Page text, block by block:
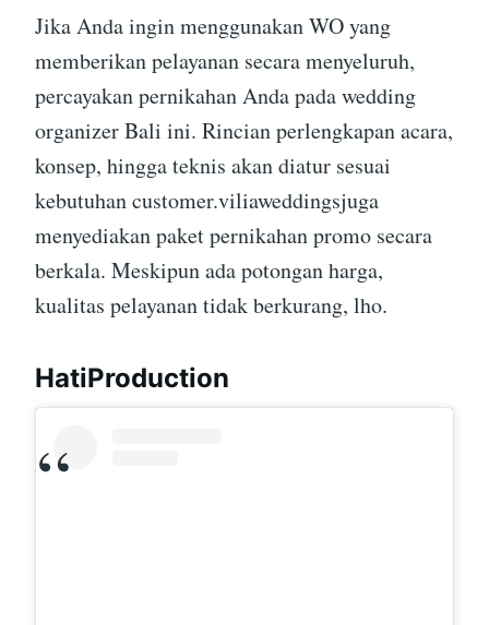
Jika Anda ingin menggunakan WO yang
memberikan pelayanan secara menyeluruh,
percayakan pernikahan Anda pada wedding
organizer Bali ini. Rincian perlengkapan acara,
konsep, hingga teknis akan diatur sesuai
kebutuhan customer.viliaweddingsjuga
menyediakan paket pernikahan promo secara
berkala. Meskipun ada potongan harga,
kualitas pelayanan tidak berkurang, lho.
HatiProduction